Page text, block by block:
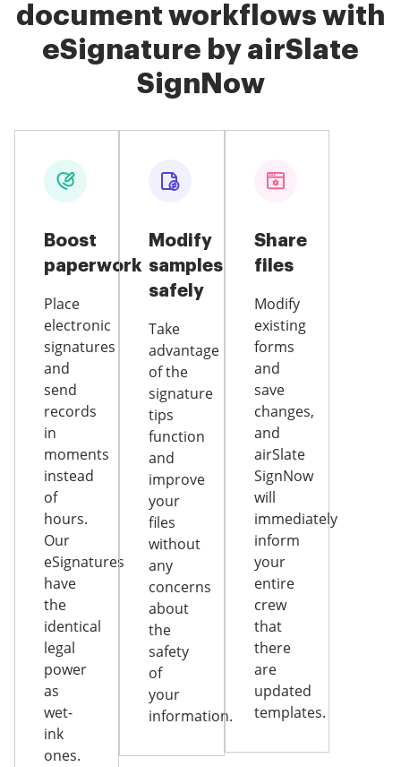
document workflows with
eSignature by airSlate
SignNow
Boost
paperwork
Place
electronic
signatures
and
send
records
in
moments
instead
of
hours.
Our
eSignatures
have
the
identical
legal
power
as
wet-
ink
ones.
Modify
samples
safely
Take
advantage
of the
signature
tips
function
and
improve
your
files
without
any
concerns
about
the
safety
of
your
information.
Share
files
Modify
existing
forms
and
save
changes,
and
airSlate
SignNow
will
immediately
inform
your
entire
crew
that
there
are
updated
templates.